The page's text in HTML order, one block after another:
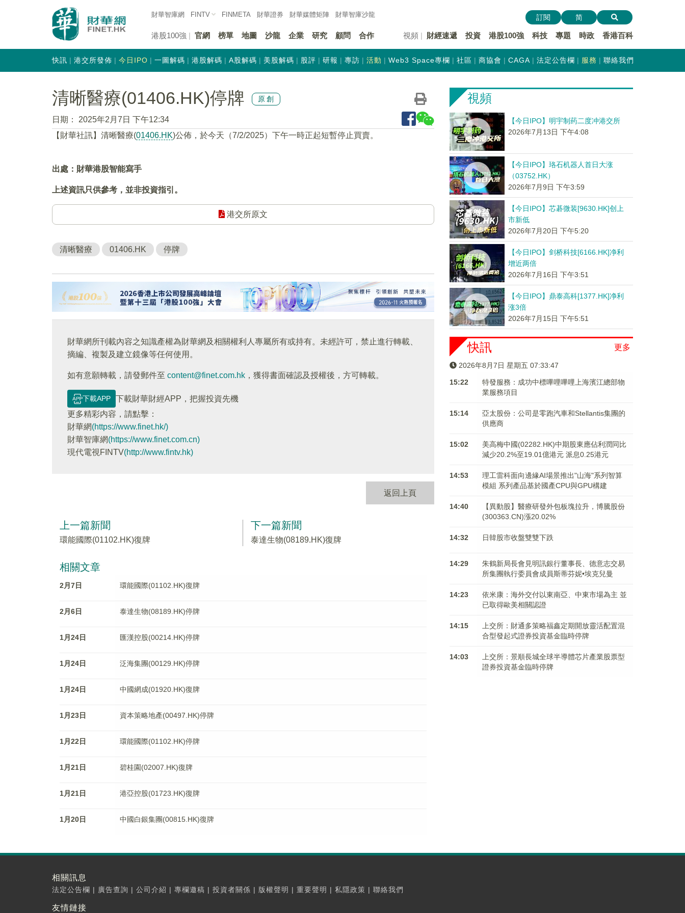
財華智庫網 FINTV FINMETA 財華證券 財華媒體矩陣 財華智庫沙龍
港股100強 官網 榜單 地圖 沙龍 企業 研究 顧問 合作 視頻 財經速遞 投資 港股100強 科技 專題 時政 香港百科
訂閱 简
快訊 港交所發佈 今日IPO 一圖解碼 港股解碼 A股解碼 美股解碼 股評 研報 專訪 活動 Web3 Space專欄 社區 商協會 CAGA 法定公告欄 服務 聯絡我們
清晰醫療(01406.HK)停牌 原創
日期：
2025年2月7日 下午12:34
【財華社訊】清晰醫療(01406.HK)公佈，於今天（7/2/2025）下午一時正起短暫停止買賣。
出處：財華港股智能寫手
上述資訊只供參考，並非投資指引。
港交所原文
清晰醫療 01406.HK 停牌
財華網所刊載內容之知識產權為財華網及相關權利人專屬所有或持有。未經許可，禁止進行轉載、
摘編、複製及建立鏡像等任何使用。
如有意願轉載，請發郵件至 content@finet.com.hk ，獲得書面確認及授權後，方可轉載。
下載APP
下載財華財經APP，把握投資先機
更多精彩内容，請點擊：
財華網(https://www.finet.hk/)
財華智庫網(https://www.finet.com.cn)
現代電視FINTV(http://www.fintv.hk)
返回上頁
上一篇新聞
環能國際(01102.HK)復牌
下一篇新聞
泰達生物(08189.HK)復牌
相關文章
2月7日 環能國際(01102.HK)復牌
2月6日 泰達生物(08189.HK)停牌
1月24日 匯漢控股(00214.HK)停牌
1月24日 泛海集團(00129.HK)停牌
1月24日 中國網成(01920.HK)復牌
1月23日 資本策略地產(00497.HK)停牌
1月22日 環能國際(01102.HK)停牌
1月21日 碧桂園(02007.HK)復牌
1月21日 港亞控股(01723.HK)復牌
1月20日 中國白銀集團(00815.HK)復牌
視頻
【今日IPO】明宇制药二度冲港交所
2026年7月13日 下午4:08
【今日IPO】珞石机器人首日大涨
（03752.HK）
2026年7月9日 下午3:59
【今日IPO】芯碁微装[9630.HK]创上
市新低
2026年7月20日 下午5:20
【今日IPO】剑桥科技[6166.HK]净利
增近两倍
2026年7月16日 下午3:51
【今日IPO】鼎泰高科[1377.HK]净利
涨3倍
2026年7月15日 下午5:51
更多
快訊
2026年8月7日 星期五 07:33:47
15:22
特發服務：成功中標嗶哩嗶哩上海濱江總部物
業服務項目
15:14
亞太股份：公司是零跑汽車和Stellantis集團的
供應商
15:02
美高梅中國(02282.HK)中期股東應佔利潤同比
減少20.2%至19.01億港元 派息0.25港元
14:53
理工雷科面向邊緣AI場景推出"山海"系列智算
模組 系列產品基於國產CPU與GPU構建
14:40
【異動股】醫療研發外包板塊拉升，博騰股份
(300363.CN)漲20.02%
14:32 日韓股市收盤雙雙下跌
14:29
朱鶴新局長會見明訊銀行董事長、德意志交易
所集團執行委員會成員斯蒂芬妮•埃克兒曼
14:23
依米康：海外交付以東南亞、中東市場為主 並
已取得歐美相關認證
14:15
上交所：財通多策略福鑫定期開放靈活配置混
合型發起式證券投資基金臨時停牌
14:03
上交所：景順長城全球半導體芯片產業股票型
證券投資基金臨時停牌
相關訊息
法定公告欄 | 廣告查詢 | 公司介紹 | 專欄邀稿 | 投資者關係 | 版權聲明 | 重要聲明 | 私隱政策 | 聯絡我們
友情鏈接